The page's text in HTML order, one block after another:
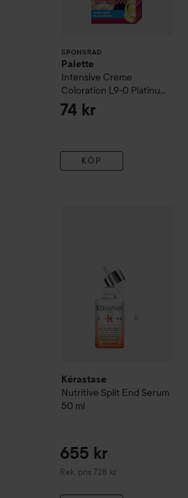
SPONSRAD
Palette
Intensive Creme
Coloration L9-0 Platinum
Blonde
74 kr
KÖP
Kérastase
Nutritive Split End Serum
50 ml
655 kr
Rek. pris 728 kr
Rekommenderat pris 728 kr